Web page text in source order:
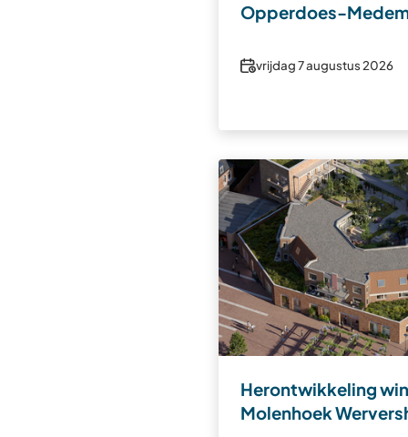
Opperdoes-
Datum
vrijdag 7 augustus 2026
Herontwikkeling
Molenhoek